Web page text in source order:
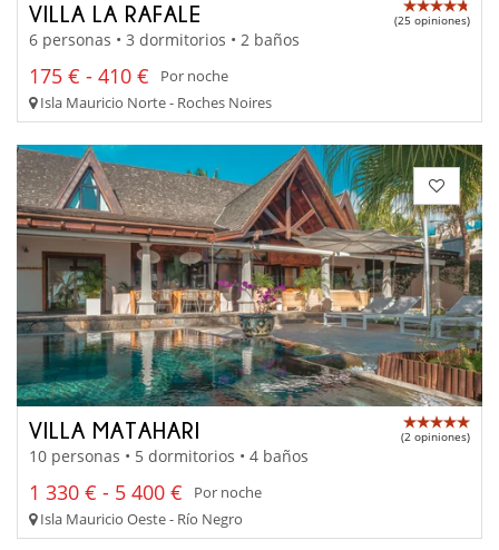
VILLA LA RAFALE (25 opiniones)
6 personas • 3 dormitorios • 2 baños
175 € - 410 €
Por noche
Isla Mauricio Norte - Roches Noires
VILLA MATAHARI (2 opiniones)
10 personas • 5 dormitorios • 4 baños
1 330 € - 5 400 €
Por noche
Isla Mauricio Oeste - Río Negro